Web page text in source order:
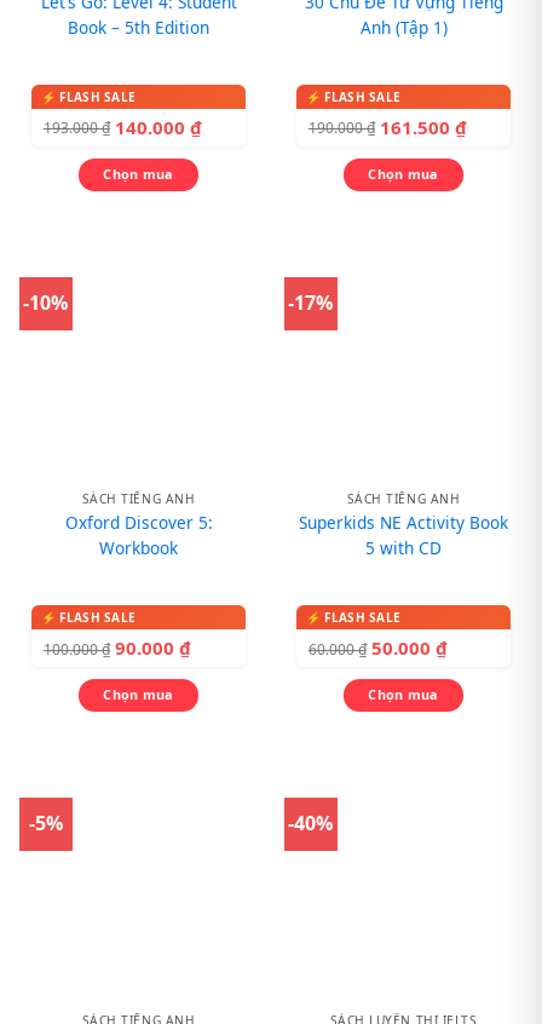
Book – 5th Edition
193.000₫ 140.000 ₫
Chọn mua
Anh (Tập 1)
190.000₫ 161.500 ₫
Chọn mua
-10%
SÁCH TIẾNG ANH
Oxford Discover 5:
Workbook
100.000₫ 90.000 ₫
Chọn mua
-17%
SÁCH TIẾNG ANH
Superkids NE Activity Book
5 with CD
60.000₫ 50.000 ₫
Chọn mua
-5%
SÁCH TIẾNG ANH
-40%
SÁCH LUYỆN THI IELTS